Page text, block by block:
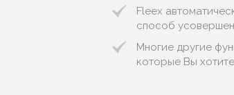
Fleex
способ
Многие другие
которые Вы